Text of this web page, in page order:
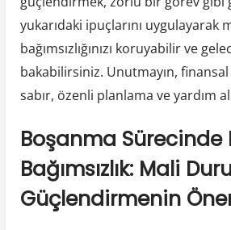
yukarıdaki ipuçlarını uygulayarak
bağımsızlığınızı koruyabilir ve
bakabilirsiniz. Unutmayın,
sabır, özenli planlama ve yardım
Boşanma Sürecinde
Bağımsızlık: Mali
Güçlendirmenin